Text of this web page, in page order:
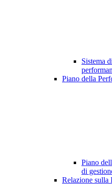
Sistema
Piano della
Piano
di
Relazione sulla